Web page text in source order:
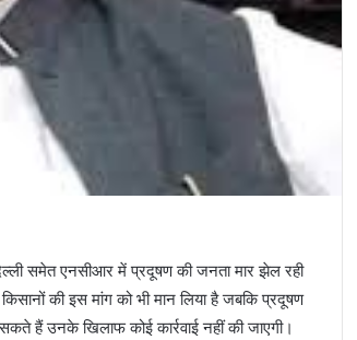
समेत एनसीआर में प्रदूषण की जनता मार झेल रही
की इस मांग को भी मान लिया है जबकि प्रदूषण
हैं उनके खिलाफ कोई कार्रवाई नहीं की जाएगी।